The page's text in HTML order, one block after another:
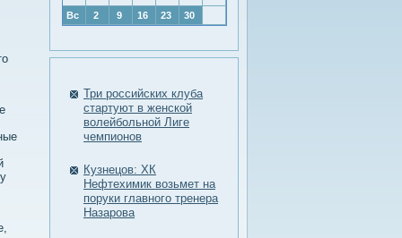
Вс
2 9 16 23 30
Три российских клуба
стартуют в женской
волейбольной Лиге
чемпионов
Кузнецов: ХК
Нефтехимик возьмет на
поруки главного тренера
Назарова